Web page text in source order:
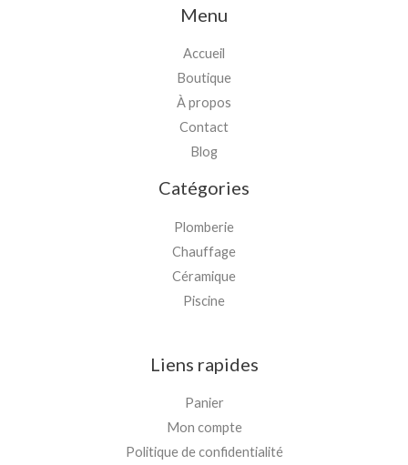
Menu
Accueil
Boutique
À propos
Contact
Blog
Catégories
Plomberie
Chauffage
Céramique
Piscine
Liens rapides
Panier
Mon compte
Politique de confidentialité